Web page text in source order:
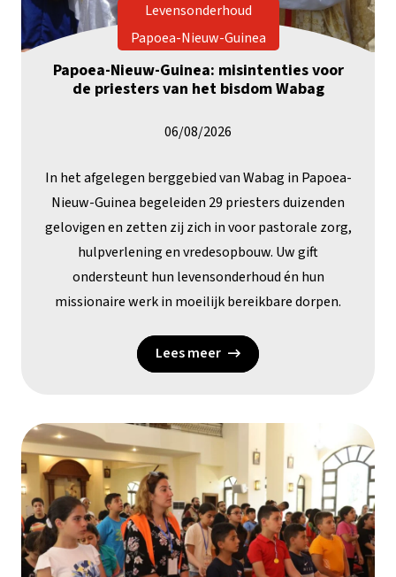
Levensonderhoud
Papoea-Nieuw-Guinea
Papoea-Nieuw-Guinea: misintenties voor
de priesters van het bisdom Wabag
06/08/2026
In het afgelegen berggebied van Wabag in Papoea-
Nieuw-Guinea begeleiden 29 priesters duizenden
gelovigen en zetten zij zich in voor pastorale zorg,
hulpverlening en vredesopbouw. Uw gift
ondersteunt hun levensonderhoud én hun
missionaire werk in moeilijk bereikbare dorpen.
Lees meer